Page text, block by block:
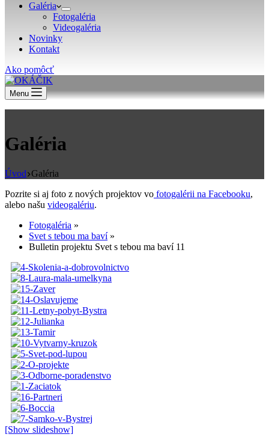
Galéria
Fotogaléria
Videogaléria
Novinky
Kontakt
Ako pomôcť
Menu
Galéria
Úvod Galéria
Pozrite si aj foto z nových projektov vo fotogalérii na Facebooku,
alebo našu videogalériu.
Fotogaléria »
Svet s tebou ma baví »
Bulletin projektu Svet s tebou ma baví 11
[Show slideshow]